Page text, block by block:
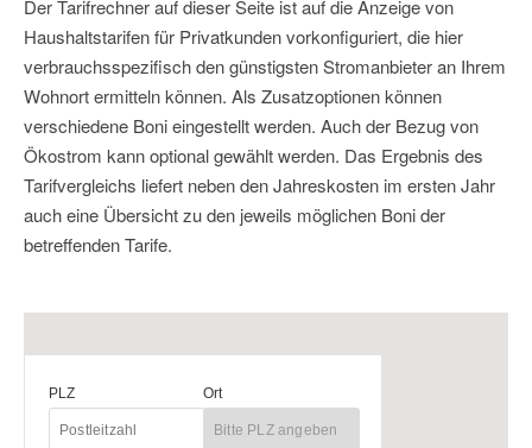
Der Tarifrechner auf dieser Seite ist auf die Anzeige von
Haushaltstarifen für Privatkunden vorkonfiguriert, die hier
verbrauchsspezifisch den günstigsten Stromanbieter an Ihrem
Wohnort ermitteln können. Als Zusatzoptionen können
verschiedene Boni eingestellt werden. Auch der Bezug von
Ökostrom kann optional gewählt werden. Das Ergebnis des
Tarifvergleichs liefert neben den Jahreskosten im ersten Jahr
auch eine Übersicht zu den jeweils möglichen Boni der
betreffenden Tarife.